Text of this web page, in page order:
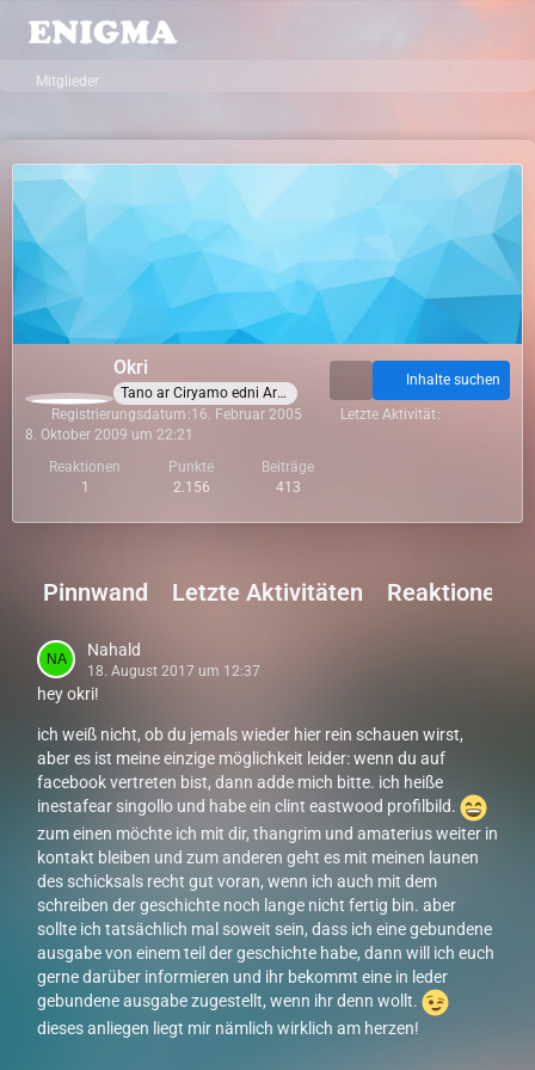
Mitglieder
Okri
Tano ar Ciryamo edni Arda i Casar
Reaktionen
1
Punkte
2.156
Beiträge
413
Inhalte suchen
Registrierungsdatum 16. Februar 2005
Letzte Aktivität
8. Oktober 2009 um 22:21
Pinnwand Letzte Aktivitäten Reaktionen
Nahald
18. August 2017 um 12:37
hey okri!
ich weiß nicht, ob du jemals wieder hier rein schauen wirst,
aber es ist meine einzige möglichkeit leider: wenn du auf
facebook vertreten bist, dann adde mich bitte. ich heiße
inestafear singollo und habe ein clint eastwood profilbild.
zum einen möchte ich mit dir, thangrim und amaterius weiter in
kontakt bleiben und zum anderen geht es mit meinen launen
des schicksals recht gut voran, wenn ich auch mit dem
schreiben der geschichte noch lange nicht fertig bin. aber
sollte ich tatsächlich mal soweit sein, dass ich eine gebundene
ausgabe von einem teil der geschichte habe, dann will ich euch
gerne darüber informieren und ihr bekommt eine in leder
gebundene ausgabe zugestellt, wenn ihr denn wollt.
dieses anliegen liegt mir nämlich wirklich am herzen!